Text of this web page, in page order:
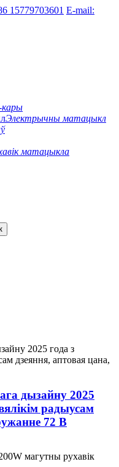
15779703601 E-mail:
Электрычны матацыкл
матацыкла
дызайну 2025
радыусам
72 В